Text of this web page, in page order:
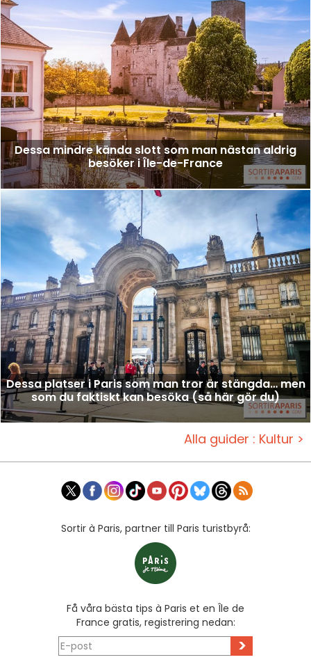
Dessa mindre kända slott som man nästan aldrig
besöker i Île-de-France
Dessa platser i Paris som man tror är stängda… men
som du faktiskt kan besöka (så här gör du)
Alla guider : Kultur >
Sortir à Paris, partner till Paris turistbyrå:
Få våra bästa tips à Paris et en Île de
France gratis, registrering nedan:
>